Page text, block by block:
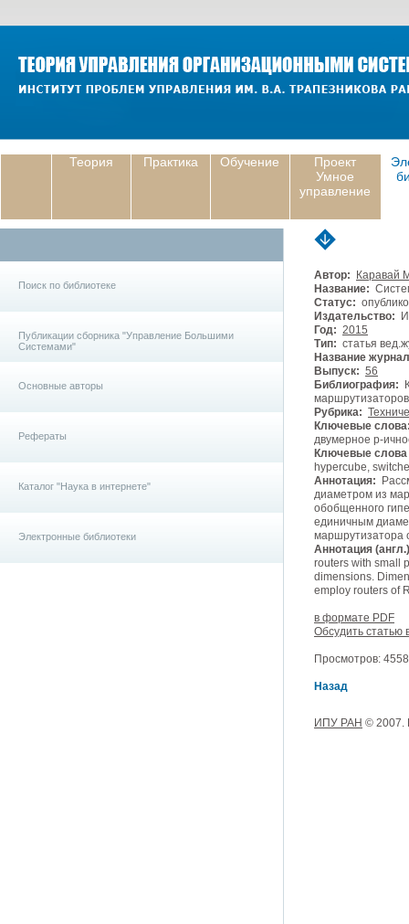
Теория Практика Обучение
Проект
Умное
управление
Поиск по библиотеке
Публикации сборника "Управление Большими
Системами"
Основные авторы
Рефераты
Каталог "Наука в интернете"
Электронные библиотеки
Автор:
Каравай
Название:
Статус:
Издательство:
Год: 2015
Тип: статья
Название
Выпуск: 56
Библиография:
Рубрика:
Ключевые
двумерное p-
Ключевые слова
hypercube,
Аннотация:
диаметром из
обобщенного
единичным
маршрутизатора
Аннотация
routers with small
dimensions.
employ routers of
в формате PDF
Обсудить статью
Просмотров:
Назад
ИПУ РАН © 2007.